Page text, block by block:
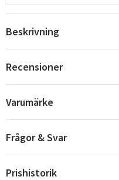
Beskrivning
Recensioner
Varumärke
Frågor & Svar
Prishistorik